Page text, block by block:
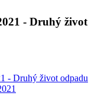
- Druhý život
- Druhý život odpadu